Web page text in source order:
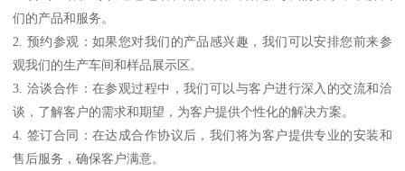
们的产品和服务。
2. 预约参观：如果您对我们的产品感兴趣，我们可以安排您前来参
观我们的生产车间和样品展示区。
3. 洽谈合作：在参观过程中，我们可以与客户进行深入的交流和洽
谈，了解客户的需求和期望，为客户提供个性化的解决方案。
4. 签订合同：在达成合作协议后，我们将为客户提供专业的安装和
售后服务，确保客户满意。